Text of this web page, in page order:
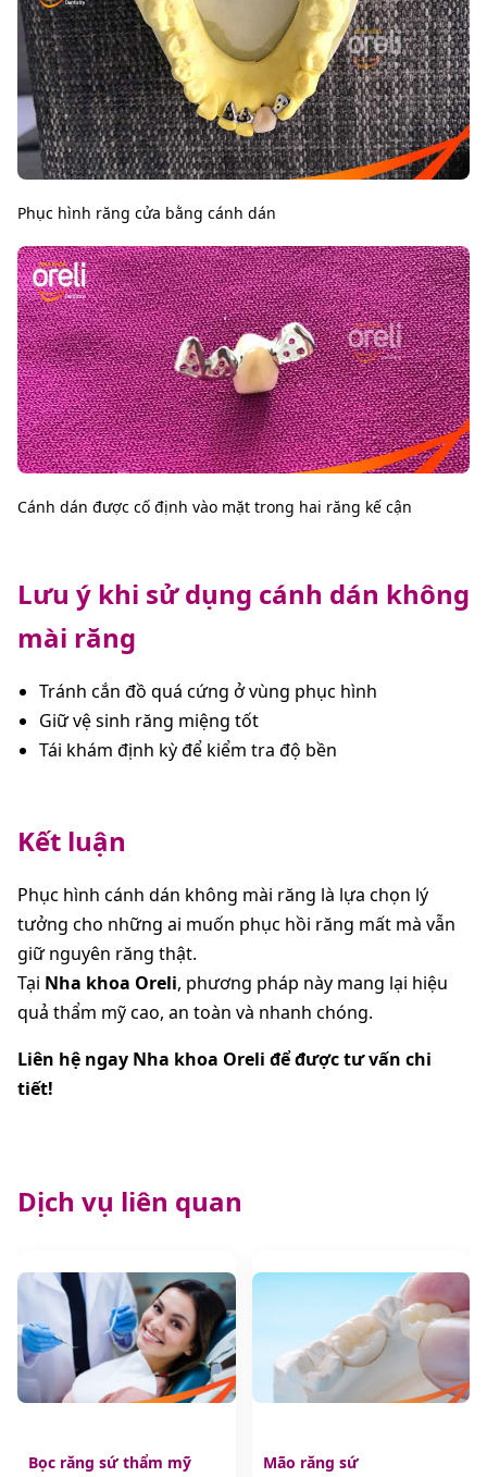
Phục hình răng cửa bằng cánh dán
Cánh dán được cố định vào mặt trong hai răng kế cận
Lưu ý khi sử dụng cánh dán không
mài răng
Tránh cắn đồ quá cứng ở vùng phục hình
Giữ vệ sinh răng miệng tốt
Tái khám định kỳ để kiểm tra độ bền
Kết luận
Phục hình cánh dán không mài răng là lựa chọn lý
tưởng cho những ai muốn phục hồi răng mất mà vẫn
giữ nguyên răng thật.
Tại Nha khoa Oreli, phương pháp này mang lại hiệu
quả thẩm mỹ cao, an toàn và nhanh chóng.
Liên hệ ngay Nha khoa Oreli để được tư vấn chi
tiết!
Dịch vụ liên quan
Bọc răng sứ thẩm mỹ Mão răng sứ